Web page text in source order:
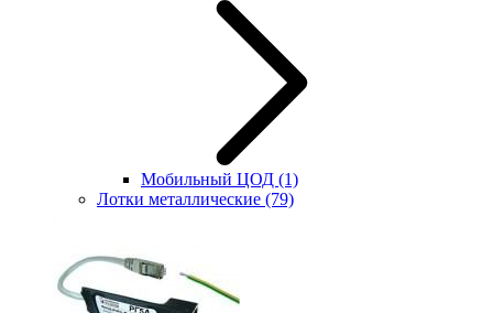
Мобильный ЦОД (1)
Лотки металлические (79)